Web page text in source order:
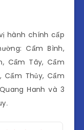
hành chính cấp
Cẩm Bình,
Cẩm Tây, Cẩm
Cẩm Thủy, Cẩm
Hanh và 3